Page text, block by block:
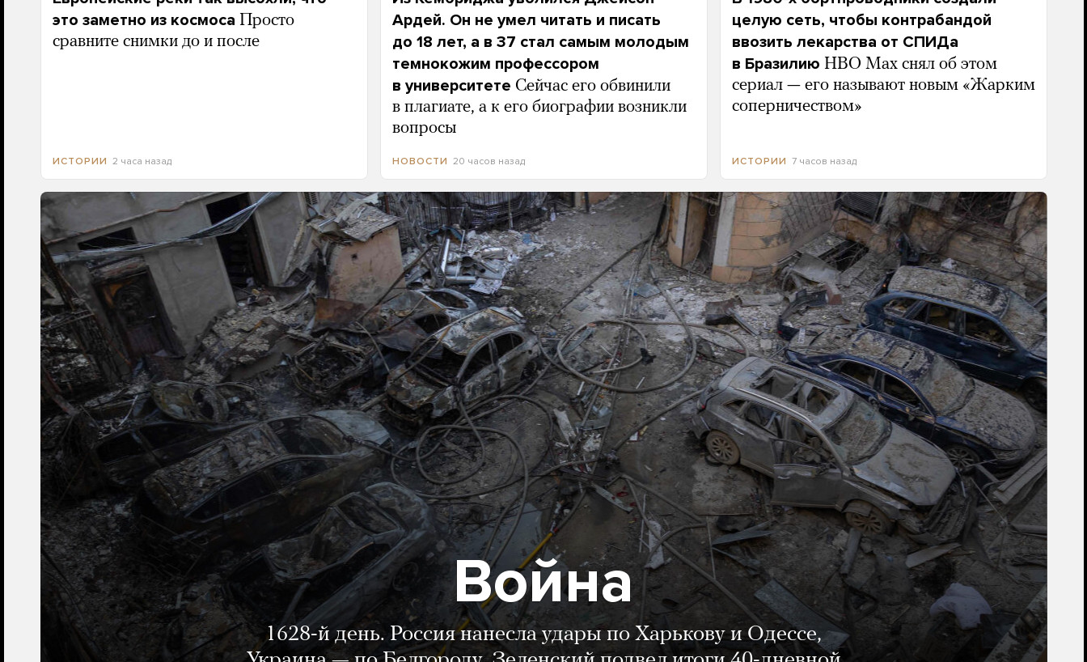
это заметно из космоса Просто
сравните снимки до и после
ИСТОРИИ 2 часа назад
Ардей. Он не умел читать и писать
до 18 лет, а в 37 стал самым молодым
темнокожим профессором
в университете Сейчас его обвинили
в плагиате, а к его биографии возникли
вопросы
НОВОСТИ 20 часов назад
целую сеть, чтобы контрабандой
ввозить лекарства от СПИДа
в Бразилию HBO Max снял об этом
сериал — его называют новым «Жарким
соперничеством»
ИСТОРИИ 7 часов назад
Война
1628-й день. Россия нанесла удары по Харькову и Одессе,